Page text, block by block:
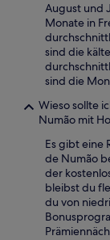
August und
Monate in
sind die
sind die
Wieso sollte
Numão mit
Es gibt eine
de Numão
der
bleibst du
du von